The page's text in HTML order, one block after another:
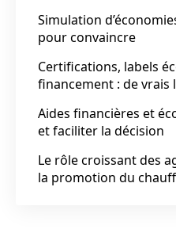
Simulation
pour convaincre
Certifications, labels
financement : de vrais
Aides financières et
et faciliter la décision
Le rôle croissant des
la promotion du